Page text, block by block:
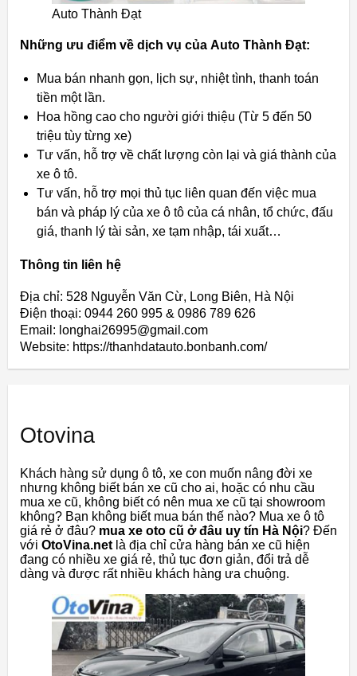
Auto Thành Đạt
Những ưu điểm về dịch vụ của Auto Thành Đạt:
Mua bán nhanh gọn, lịch sự, nhiệt tình, thanh toán
tiền một lần.
Hoa hồng cao cho người giới thiệu (Từ 5 đến 50
triệu tùy từng xe)
Tư vấn, hỗ trợ về chất lượng còn lại và giá thành của
xe ô tô.
Tư vấn, hỗ trợ mọi thủ tục liên quan đến việc mua
bán và pháp lý của xe ô tô của cá nhân, tổ chức, đấu
giá, thanh lý tài sản, xe tạm nhập, tái xuất…
Thông tin liên hệ
Địa chỉ: 528 Nguyễn Văn Cừ, Long Biên, Hà Nội
Điện thoại: 0944 260 995 & 0986 789 626
Email: longhai26995@gmail.com
Website: https://thanhdatauto.bonbanh.com/
Otovina
Khách hàng sử dụng ô tô, xe con muốn nâng đời xe
nhưng không biết bán xe cũ cho ai, hoặc có nhu cầu
mua xe cũ, không biết có nên mua xe cũ tại showroom
không? Bạn không biết mua bán thế nào? Mua xe ô tô
giá rẻ ở đâu? mua xe oto cũ ở đâu uy tín Hà Nội? Đến
với OtoVina.net là địa chỉ cửa hàng bán xe cũ hiện
đang có nhiều xe giá rẻ, thủ tục đơn giản, đổi trả dễ
dàng và được rất nhiều khách hàng ưa chuộng.